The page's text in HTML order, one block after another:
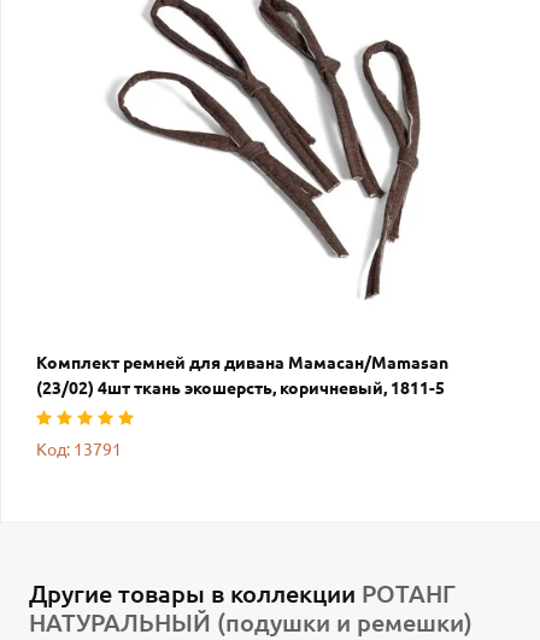
Комплект ремней для дивана Мамасан/Mamasan
(23/02) 4шт ткань экошерсть, коричневый, 1811-5
Код: 13791
Другие товары в коллекции РОТАНГ
НАТУРАЛЬНЫЙ (подушки и ремешки)